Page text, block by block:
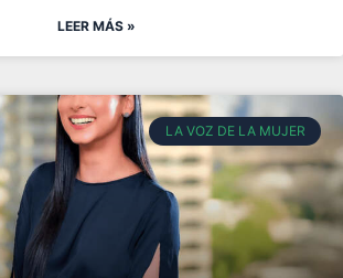
LEER MÁS »
LA VOZ DE LA MUJER